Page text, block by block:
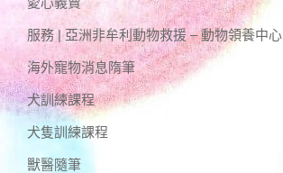
服務 | 亞洲非牟利動物救援 – 動物領養中心
海外寵物消息隋筆
犬訓練課程
犬隻訓練課程
獸醫隨筆